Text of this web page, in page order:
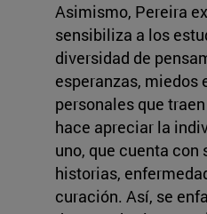
Asimismo, Pereira
sensibiliza a los
diversidad de
esperanzas, miedos
personales que
hace apreciar la
uno, que cuenta con
historias,
curación. Así, se